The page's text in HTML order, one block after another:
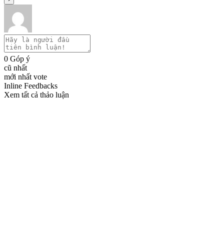
0 Góp ý
cũ nhất
mới nhất vote
Inline Feedbacks
Xem tất cả thảo luận